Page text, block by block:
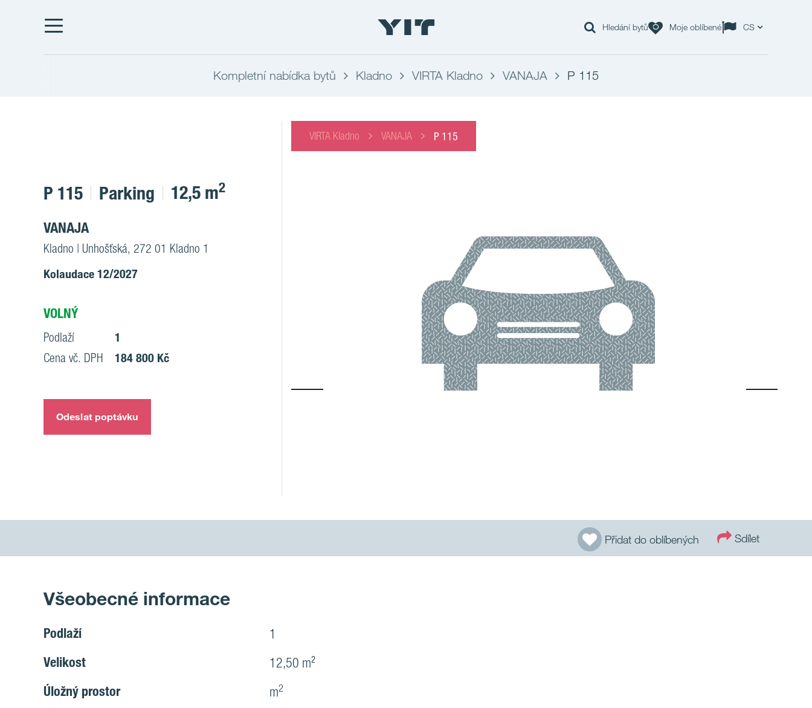
Hledání bytů Moje oblíbené CS
Kompletní nabídka bytů Kladno VIRTA Kladno VANAJA P 115
VIRTA Kladno VANAJA P 115
P 115 Parking 12,5 m2
VANAJA
Kladno | Unhošťská, 272 01 Kladno 1
Kolaudace 12/2027
VOLNÝ
Podlaží
1
Cena vč. DPH
184 800 Kč
Odeslat poptávku
Přidat do oblíbených Sdílet
Všeobecné informace
Podlaží 1
Velikost 12,50 m²
Úložný prostor m2